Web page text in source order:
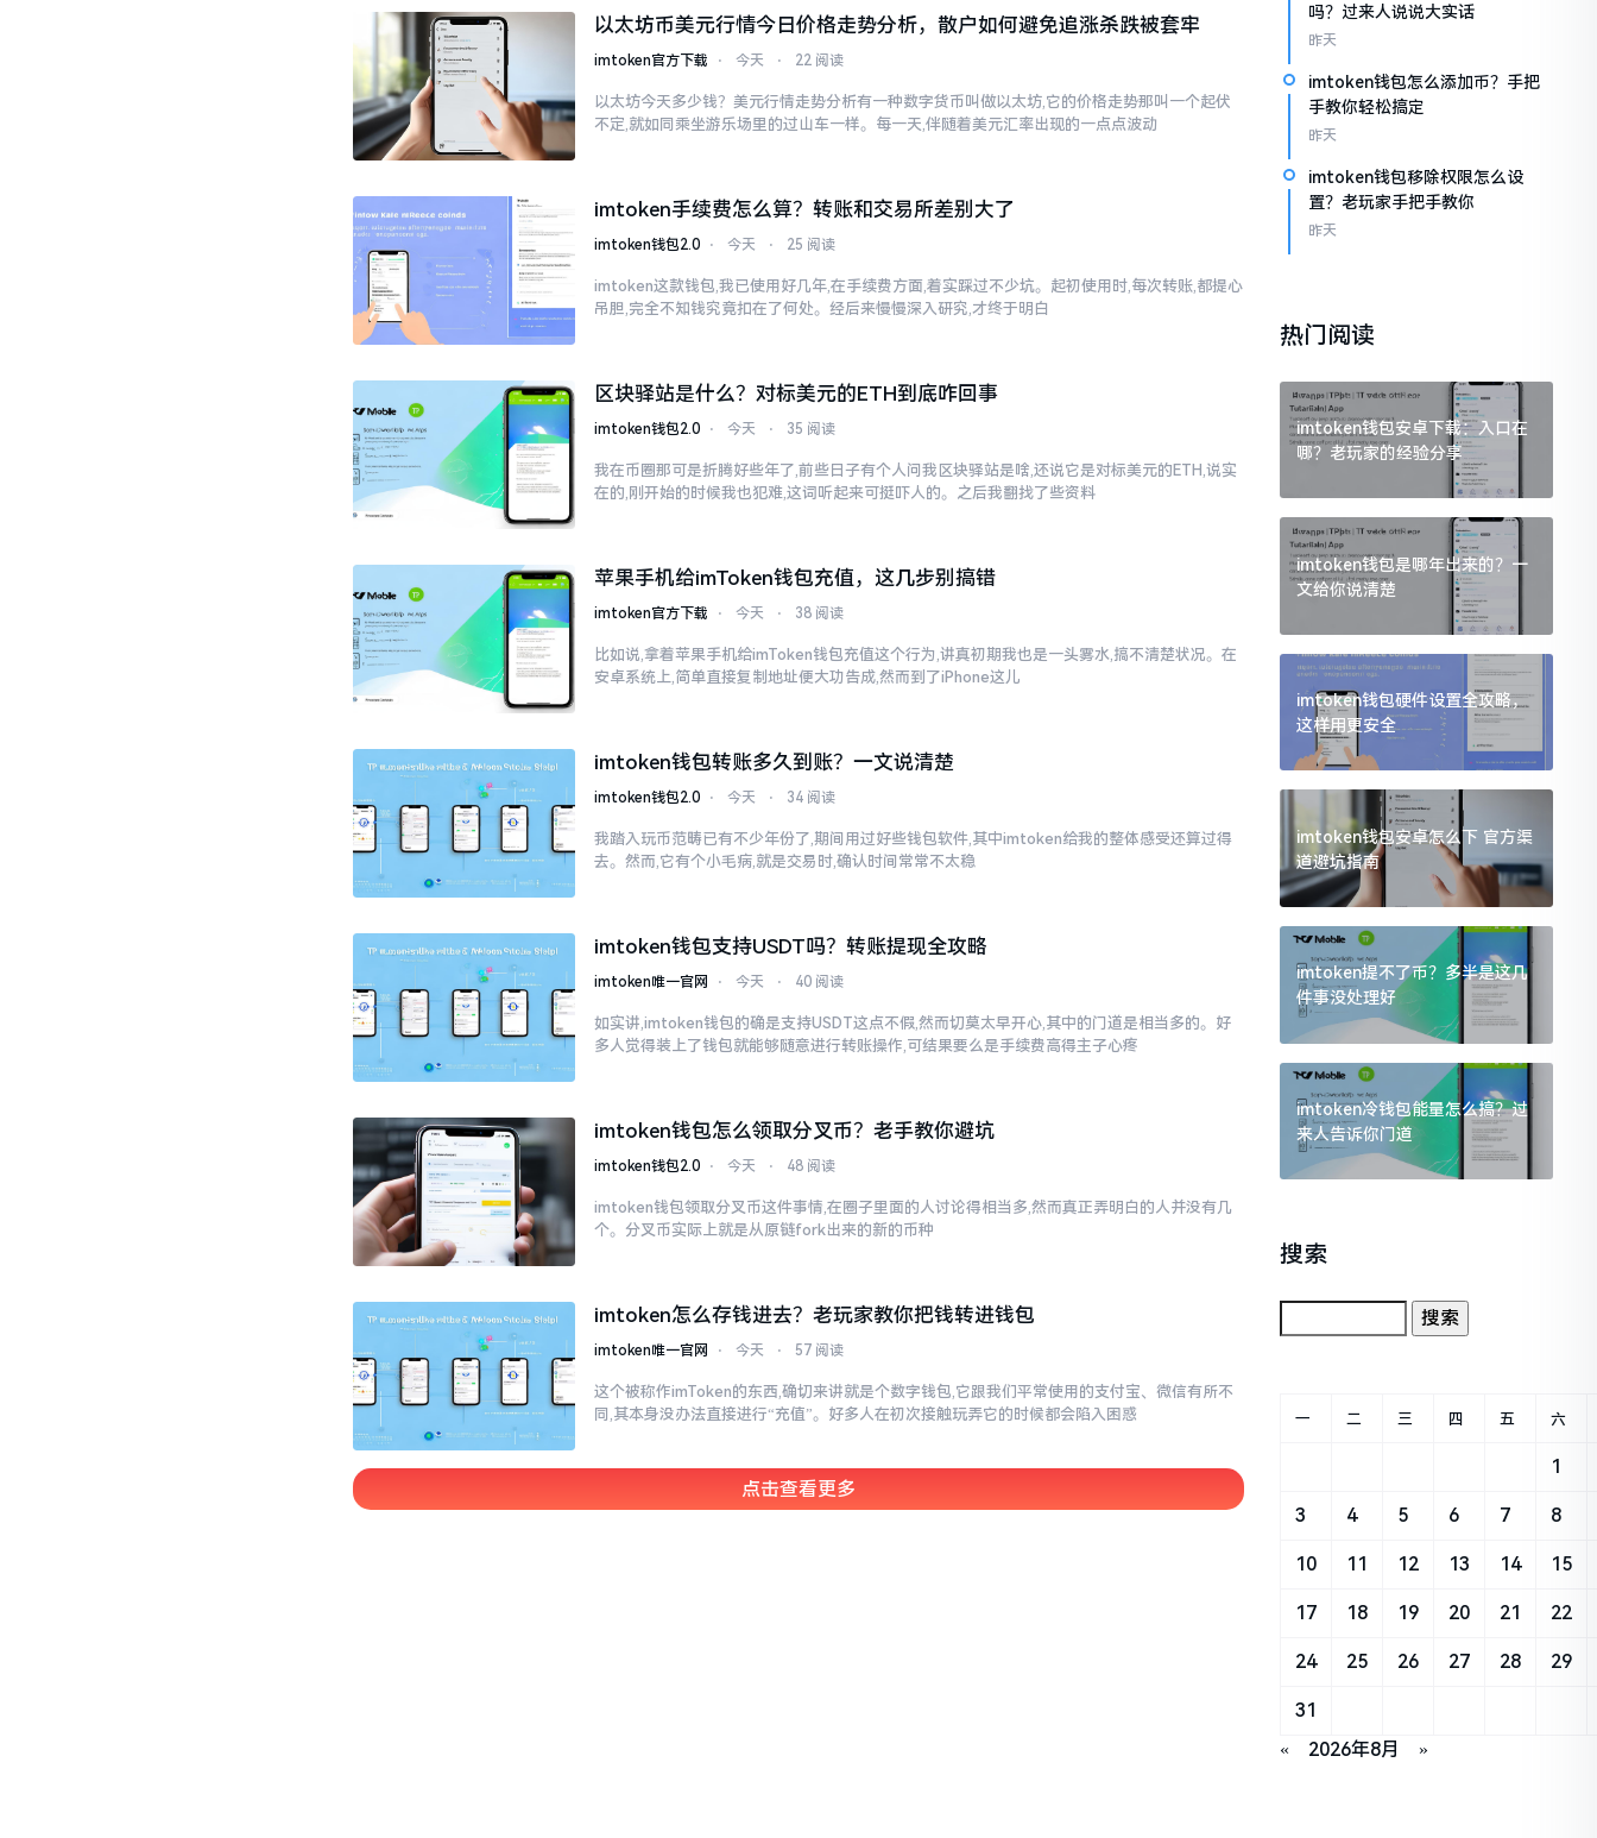
以太坊币美元行情今日价格走势分析，散户如何避免追涨杀跌被套牢
imtoken官方下载 ⋅ 今天 ⋅ 22 阅读
以太坊今天多少钱？美元行情走势分析有一种数字货币叫做以太坊,它的价格走势那叫一个起伏
不定,就如同乘坐游乐场里的过山车一样。每一天,伴随着美元汇率出现的一点点波动
imtoken手续费怎么算？转账和交易所差别大了
imtoken钱包2.0 ⋅ 今天 ⋅ 25 阅读
imtoken这款钱包,我已使用好几年,在手续费方面,着实踩过不少坑。起初使用时,每次转账,都提心
吊胆,完全不知钱究竟扣在了何处。经后来慢慢深入研究,才终于明白
区块驿站是什么？对标美元的ETH到底咋回事
imtoken钱包2.0 ⋅ 今天 ⋅ 35 阅读
我在币圈那可是折腾好些年了,前些日子有个人问我区块驿站是啥,还说它是对标美元的ETH,说实
在的,刚开始的时候我也犯难,这词听起来可挺吓人的。之后我翻找了些资料
苹果手机给imToken钱包充值，这几步别搞错
imtoken官方下载 ⋅ 今天 ⋅ 38 阅读
比如说,拿着苹果手机给imToken钱包充值这个行为,讲真初期我也是一头雾水,搞不清楚状况。在
安卓系统上,简单直接复制地址便大功告成,然而到了iPhone这儿
imtoken钱包转账多久到账？一文说清楚
imtoken钱包2.0 ⋅ 今天 ⋅ 34 阅读
我踏入玩币范畴已有不少年份了,期间用过好些钱包软件,其中imtoken给我的整体感受还算过得
去。然而,它有个小毛病,就是交易时,确认时间常常不太稳
imtoken钱包支持USDT吗？转账提现全攻略
imtoken唯一官网 ⋅ 今天 ⋅ 40 阅读
如实讲,imtoken钱包的确是支持USDT这点不假,然而切莫太早开心,其中的门道是相当多的。好
多人觉得装上了钱包就能够随意进行转账操作,可结果要么是手续费高得主子心疼
imtoken钱包怎么领取分叉币？老手教你避坑
imtoken钱包2.0 ⋅ 今天 ⋅ 48 阅读
imtoken钱包领取分叉币这件事情,在圈子里面的人讨论得相当多,然而真正弄明白的人并没有几
个。分叉币实际上就是从原链fork出来的新的币种
imtoken怎么存钱进去？老玩家教你把钱转进钱包
imtoken唯一官网 ⋅ 今天 ⋅ 57 阅读
这个被称作imToken的东西,确切来讲就是个数字钱包,它跟我们平常使用的支付宝、微信有所不
同,其本身没办法直接进行“充值”。好多人在初次接触玩弄它的时候都会陷入困惑
点击查看更多
吗？过来人说说大实话
昨天
imtoken钱包怎么添加币？手把
手教你轻松搞定
昨天
imtoken钱包移除权限怎么设
置？老玩家手把手教你
昨天
热门阅读
imtoken钱包安卓下载：入口在
哪？老玩家的经验分享
imtoken钱包是哪年出来的？一
文给你说清楚
imtoken钱包硬件设置全攻略，
这样用更安全
imtoken钱包安卓怎么下 官方渠
道避坑指南
imtoken提不了币？多半是这几
件事没处理好
imtoken冷钱包能量怎么搞？过
来人告诉你门道
搜索
« 2026年8月 »
一 二 三 四 五 六
1
3 4 5 6 7 8
10 11 12 13 14 15
17 18 19 20 21 22
24 25 26 27 28 29
31